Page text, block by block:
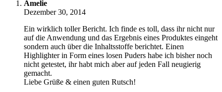
Amelie
Dezember 30, 2014
Ein wirklich toller Bericht. Ich finde es toll, dass ihr nicht nur
auf die Anwendung und das Ergebnis eines Produktes eingeht
sondern auch über die Inhaltsstoffe berichtet. Einen
Highlighter in Form eines losen Puders habe ich bisher noch
nicht getestet, ihr habt mich aber auf jeden Fall neugierig
gemacht.
Liebe Grüße & einen guten Rutsch!